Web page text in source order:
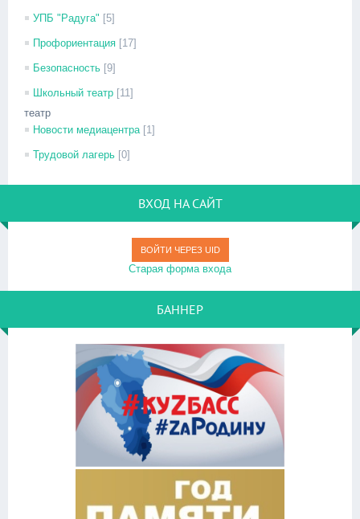
УПБ "Радуга" [5]
Профориентация [17]
Безопасность [9]
Школьный театр [11]
театр
Новости медиацентра [1]
Трудовой лагерь [0]
ВХОД НА САЙТ
ВОЙТИ ЧЕРЕЗ UID
Старая форма входа
БАННЕР